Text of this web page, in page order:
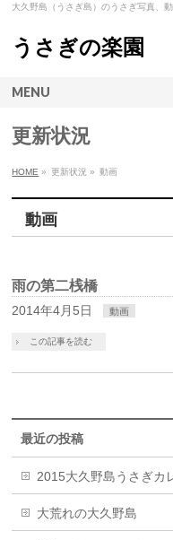
大久野島（うさぎ島）のうさぎ写真、
うさぎの楽園
MENU
更新状況
HOME » 更新状況 » 動画
動画
雨の第二桟橋
2014年4月5日 動画
この記事を読む
最近の投稿
2015大久野島うさぎカ
大荒れの大久野島